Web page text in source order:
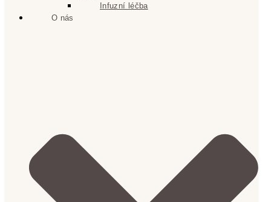
Infuzní léčba
O nás